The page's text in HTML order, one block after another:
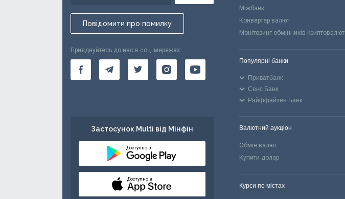
Повідомити про помилку
Приєднуйтесь до нас в соц. мережах:
Застосунок Multi від Мінфін
Доступно в
Доступно в
Міжбанк
Конвертер валют
Моніторинг обмінників криптовалют
Популярні банки
Приватбанк
Сенс Банк
Райффайзен Банк
Валютний аукціон
Обмін валют
Купити долар
Курси по містах